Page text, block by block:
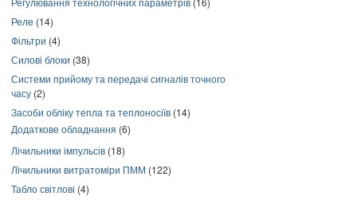
Реле (14)
Фільтри (4)
Силові блоки (38)
Системи прийому та передачі сигналів точного
часу (2)
Засоби обліку тепла та теплоносіїв (14)
Додаткове обладнання (6)
Лічильники імпульсів (18)
Лічильники витратоміри ПММ (122)
Табло світлові (4)